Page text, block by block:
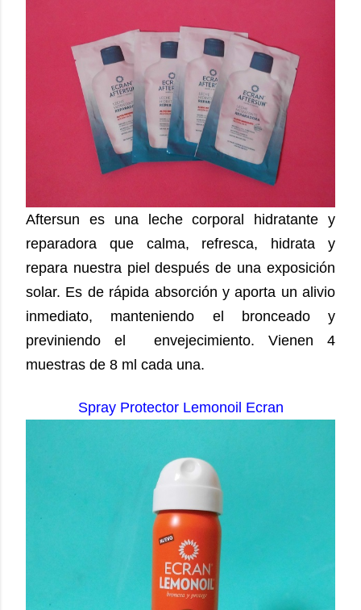
Aftersun es una leche corporal hidratante y
reparadora que calma, refresca, hidrata y
repara nuestra piel después de una exposición
solar. Es de rápida absorción y aporta un alivio
inmediato, manteniendo el bronceado y
previniendo el envejecimiento. Vienen 4
muestras de 8 ml cada una.
Spray Protector Lemonoil Ecran